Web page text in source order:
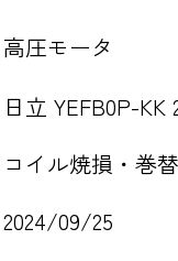
高圧モータ
日立 YEFB0P-
コイル焼損・巻替
2024/09/25